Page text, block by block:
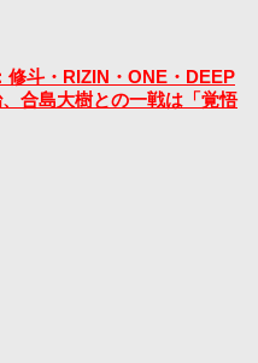
修斗・RIZIN・ONE・DEEP
合島大樹との一戦は「覚悟